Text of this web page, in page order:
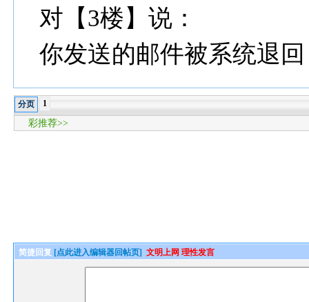
对【3楼】说：
你发送的邮件被系统退回
分页 1
彩推荐>>
简捷回复 [点此进入编辑器回帖页] 文明上网 理性发言